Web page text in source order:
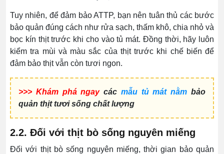
Tuy nhiên, để đảm bảo ATTP, bạn nên tuân thủ các bước
bảo quản đúng cách như rửa sạch, thấm khô, chia nhỏ và
bọc kín thịt trước khi cho vào tủ mát. Đồng thời, hãy luôn
kiểm tra mùi và màu sắc của thịt trước khi chế biến để
đảm bảo thịt vẫn còn tươi ngon.
>>> Khám phá ngaycác mẫu tủ mát nằm bảo
quản thịt tươi sống chất lượng
2.2. Đối với thịt bò sống nguyên miếng
Đối với thịt bò sống nguyên miếng, thời gian bảo quản